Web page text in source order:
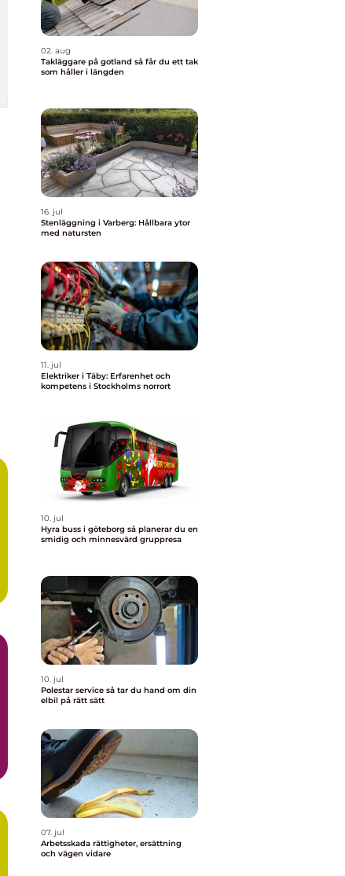
02. aug
Takläggare på gotland så får du ett tak
som håller i längden
16. jul
Stenläggning i Varberg: Hållbara ytor
med natursten
11. jul
Elektriker i Täby: Erfarenhet och
kompetens i Stockholms norrort
10. jul
Hyra buss i göteborg så planerar du en
smidig och minnesvärd gruppresa
10. jul
Polestar service så tar du hand om din
elbil på rätt sätt
07. jul
Arbetsskada rättigheter, ersättning
och vägen vidare